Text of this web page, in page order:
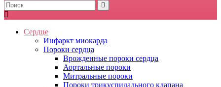
Сердце
Инфаркт миокарда
Пороки сердца
Врожденные пороки сердца
Аортальные пороки
Митральные пороки
Пороки трикуспидального клапана